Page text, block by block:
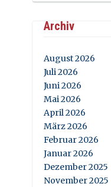
Archiv
August 2026
Juli 2026
Juni 2026
Mai 2026
April 2026
März 2026
Februar 2026
Januar 2026
Dezember 2025
November 2025